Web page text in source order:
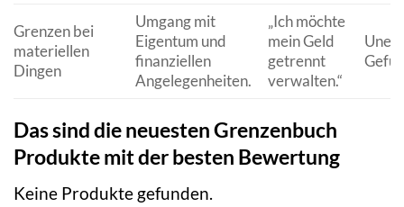
Grenzen bei
materiellen
Dingen
Umgang mit
Eigentum und
finanziellen
Angelegenheiten.
„Ich möchte
mein Geld
getrennt
verwalten.“
Das sind die neuesten Grenzenbuch
Produkte mit der besten Bewertung
Keine Produkte gefunden.